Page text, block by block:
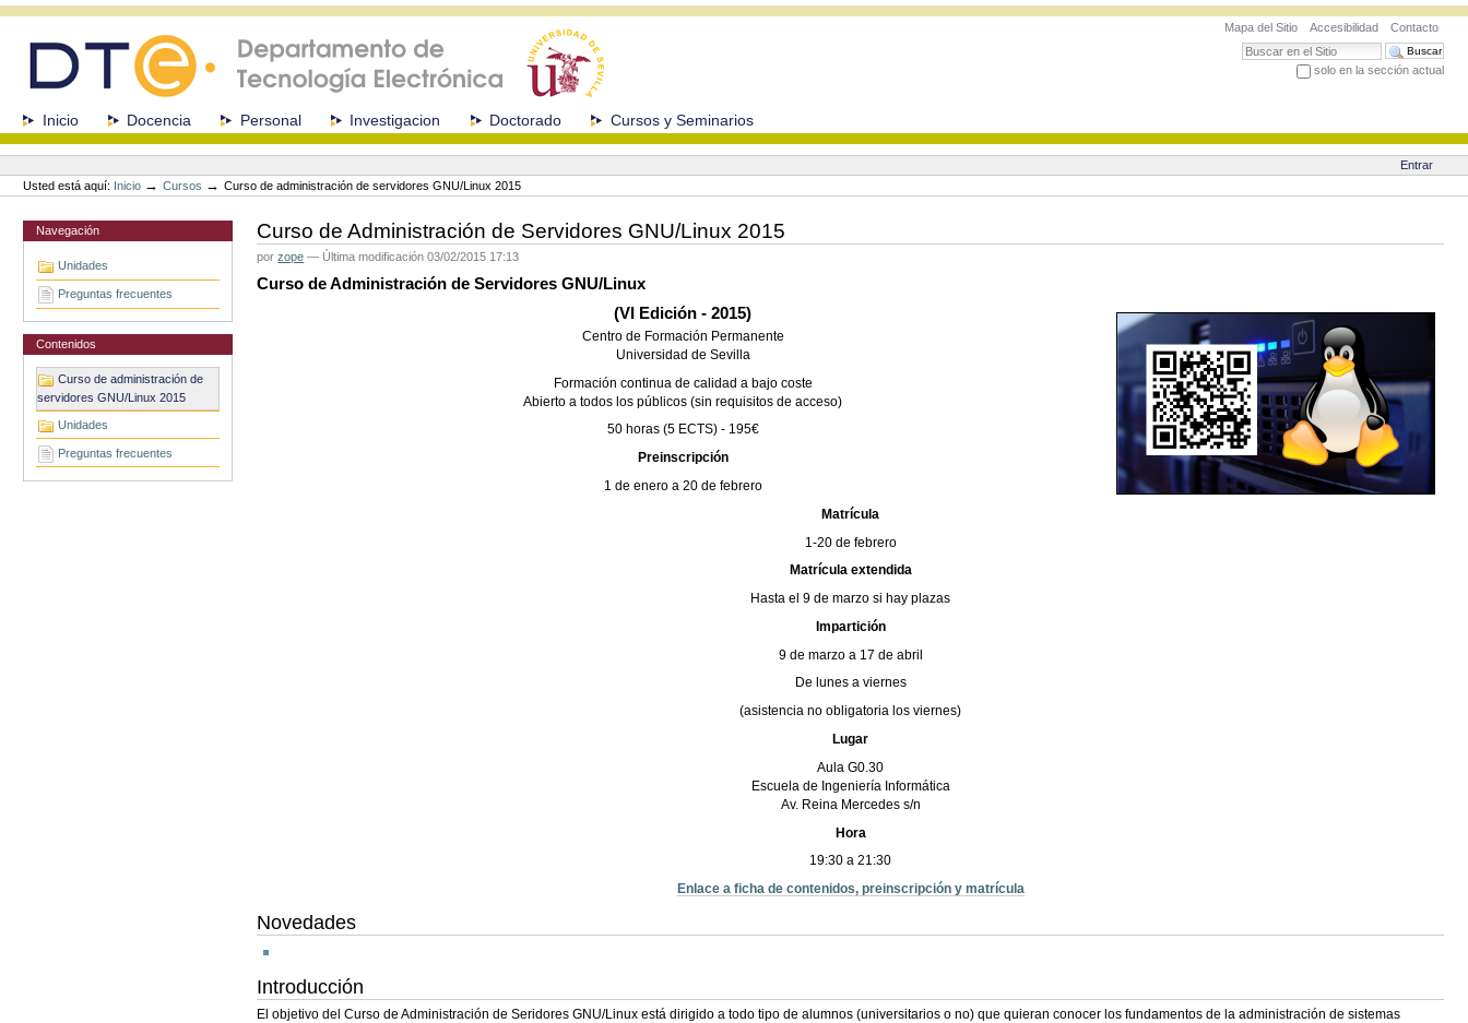
navegación
Mapa del Sitio Accesibilidad
Contacto
Buscar
solo en la sección actual
SeccionesInicio Docencia Personal Investigacion Doctorado Cursos y Seminarios
Herramientas
Personales
Entrar
Usted está aquí: Inicio →Cursos →Curso de administración de servidores GNU/Linux 2015
Navegación
Unidades
Preguntas frecuentes
Contenidos
Curso de administración de
servidores GNU/Linux 2015
Unidades
Preguntas frecuentes
Curso de Administración de Servidores GNU/Linux 2015
porzope — Última modificación 03/02/2015 17:13
Curso de Administración de Servidores GNU/Linux
(VI Edición - 2015)
Centro de Formación Permanente
Universidad de Sevilla
Formación continua de calidad a bajo coste
Abierto a todos los públicos (sin requisitos de acceso)
50 horas (5 ECTS)- 195€
Preinscripción
1 de enero a 20 de febrero
Matrícula
1-20 de febrero
Matrícula extendida
Hasta el 9 de marzo si hay plazas
Impartición
9 de marzo a 17 de abril
De lunes a viernes
(asistencia no obligatoria los viernes)
Lugar
Aula G0.30
Escuela de Ingeniería Informática
Av. Reina Mercedes s/n
Hora
19:30 a 21:30
Enlace a ficha de contenidos, preinscripción y matrícula
Novedades
Introducción
El objetivo del Curso de Administración de Seridores GNU/Linux está dirigido a todo tipo de alumnos (universitarios o no) que quieran conocer los fundamentos de la administración de sistemas